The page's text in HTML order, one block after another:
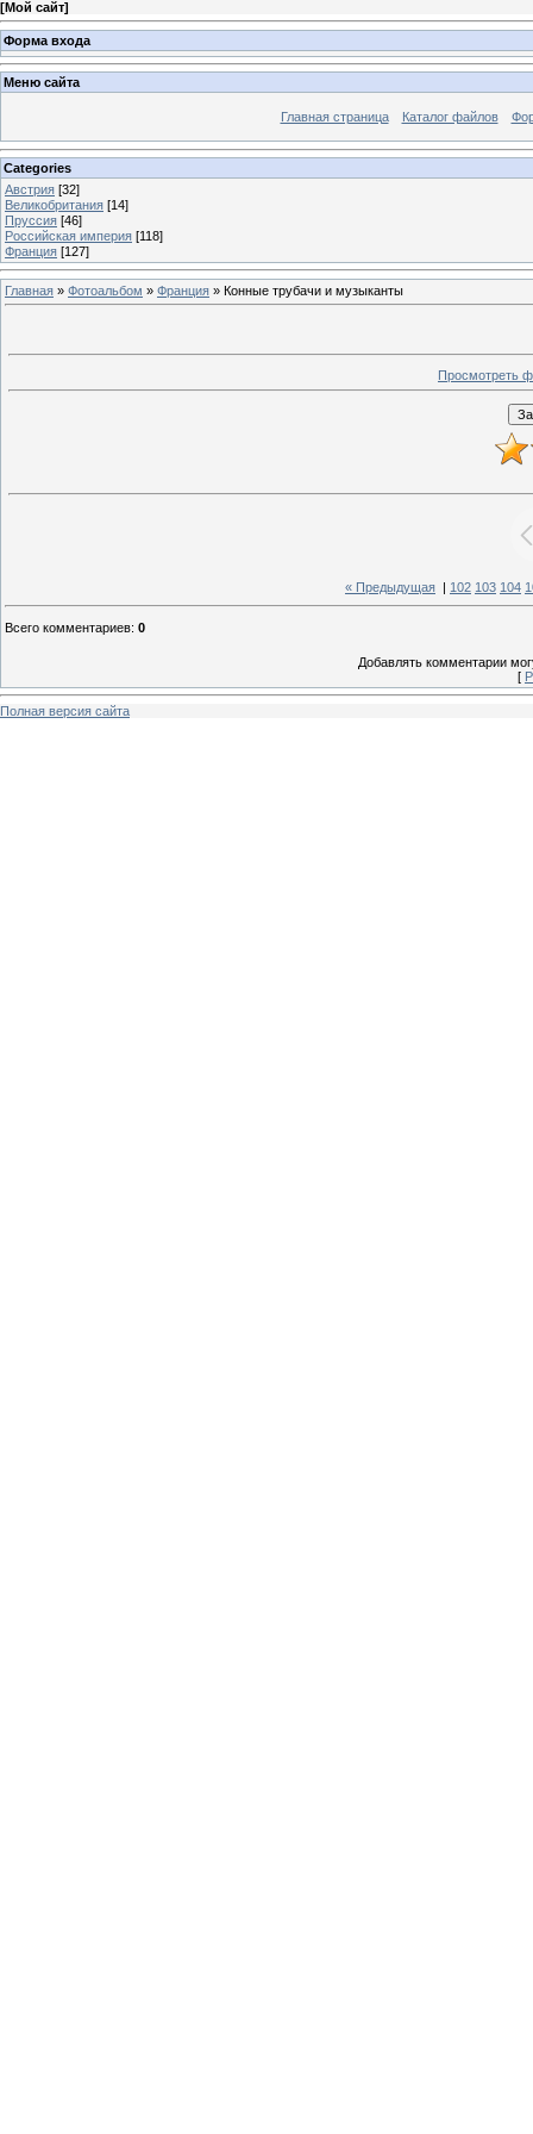
[Мой сайт]
Форма входа
Меню сайта
Главная страница Каталог файлов
Categories
Австрия [32]
Великобритания [14]
Пруссия [46]
Российская империя [118]
Франция [127]
Главная » Фотоальбом » Франция » Конные трубачи и музыканты
Просмотреть
« Предыдущая 102 103 104
Всего комментариев: 0
Добавлять комментарии
[
Полная версия сайта